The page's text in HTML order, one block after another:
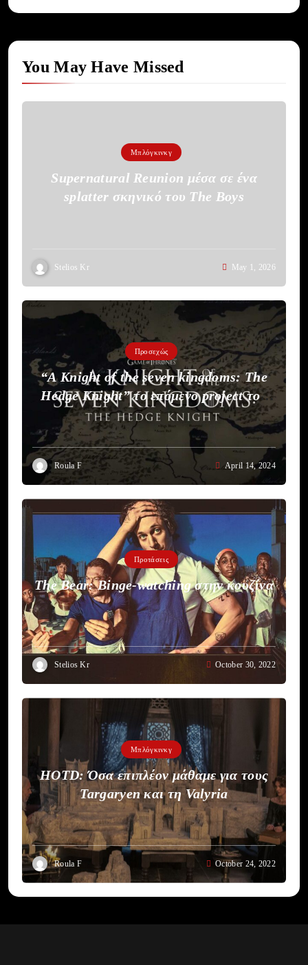
You May Have Missed
Μπλόγκινκγ
Supernatural Reunion μέσα σε ένα
splatter σκηνικό του The Boys
Stelios Kr May 1, 2026
Προσεχώς
“A Knight of the seven kingdoms: The
Hedge Knight” το επόμενο project του
HBO
Roula F April 14, 2024
Προτάσεις
The Bear: Binge-watching στην κουζίνα
Stelios Kr October 30, 2022
Μπλόγκινκγ
HOTD: Όσα επιπλέον μάθαμε για τους
Targaryen και τη Valyria
Roula F October 24, 2022